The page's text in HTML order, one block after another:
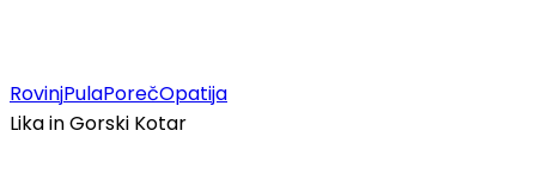
RovinjPulaPorečOpatija
Lika in Gorski Kotar